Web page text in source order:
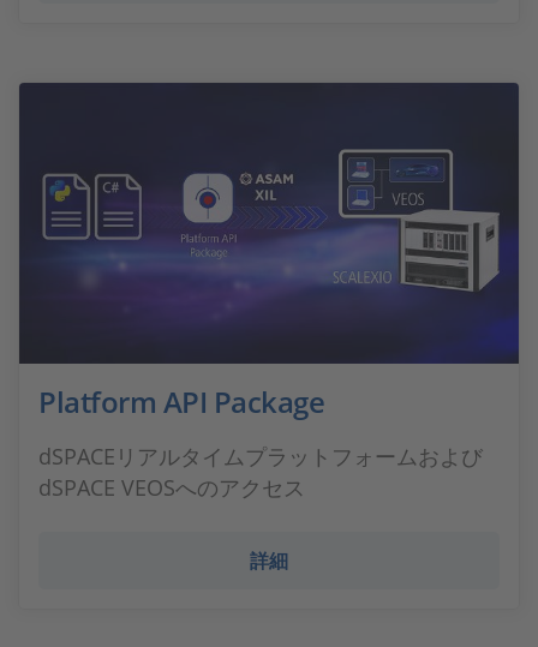
Platform API Package
dSPACEリアルタイムプラットフォームおよび
dSPACE VEOSへのアクセス
詳細